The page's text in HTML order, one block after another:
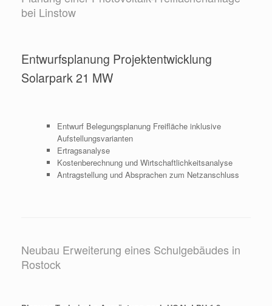
bei Linstow
Entwurfsplanung Projektentwicklung
Solarpark 21 MW
Entwurf Belegungsplanung Freifläche inklusive
Aufstellungsvarianten
Ertragsanalyse
Kostenberechnung und Wirtschaftlichkeitsanalyse
Antragstellung und Absprachen zum Netzanschluss
Neubau Erweiterung eines Schulgebäudes in
Rostock